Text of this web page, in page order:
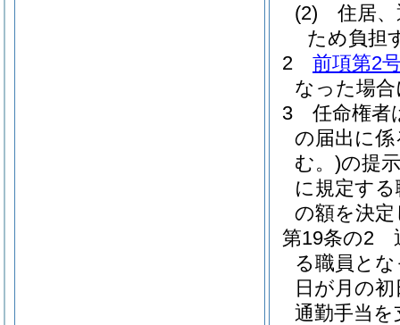
(2)
住居
ため負担
2
前項第2
なった場
3
任命権者
の届出に係
む。)の提
に規定す
の額を決
第19条の2
る職員と
日が月の
通勤手当